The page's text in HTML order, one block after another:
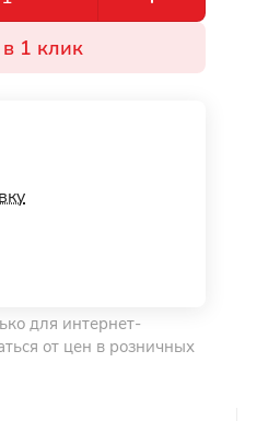
1 клик
для интернет-
от цен в розничных